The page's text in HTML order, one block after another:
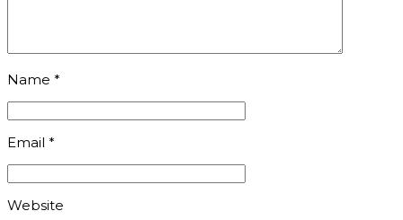
Name *
Email *
Website